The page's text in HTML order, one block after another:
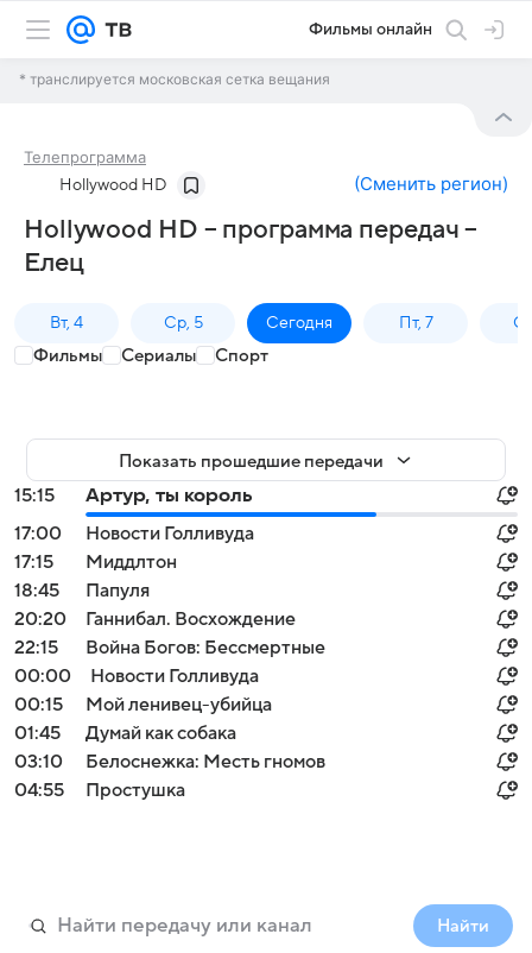
Фильмы онлайн
* транслируется московская сетка вещания
Телепрограмма
Hollywood HD (Сменить регион)
Hollywood HD – программа передач –
Елец
Вт, 4 Ср, 5 Сегодня Пт, 7
Фильмы Сериалы Спорт
Показать прошедшие передачи
15:15
Артур, ты король
17:00
Новости Голливуда
17:15
Миддлтон
18:45
Папуля
20:20
Ганнибал. Восхождение
22:15
Война Богов: Бессмертные
00:00
Новости Голливуда
00:15
Мой ленивец-убийца
01:45
Думай как собака
03:10
Белоснежка: Месть гномов
04:55
Простушка
Найти